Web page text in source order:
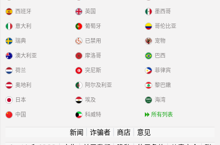
西班牙
意大利
瑞典
英国
葡萄牙
已禁用
墨西哥
哥伦比亚
宠物
澳大利亚
荷兰
奥地利
日本
中国
摩洛哥
突尼斯
阿尔及利亚
埃及
科威特
巴西
菲律宾
黎巴嫩
海湾
所有列表
新闻 诈骗者| 商店| 意见